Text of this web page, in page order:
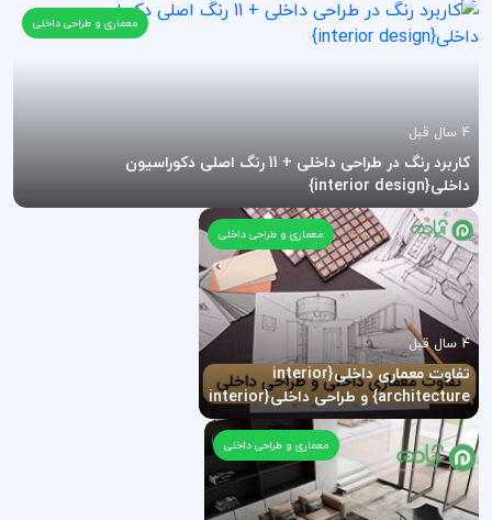
معماری و طراحی داخلی
4 سال قبل
کاربرد رنگ در طراحی داخلی + 11 رنگ اصلی دکوراسیون
داخلی{interior design}
معماری و طراحی داخلی
4 سال قبل
تفاوت معماری داخلی{interior
architecture} و طراحی داخلی{interior
design} چیست؟
معماری و طراحی داخلی